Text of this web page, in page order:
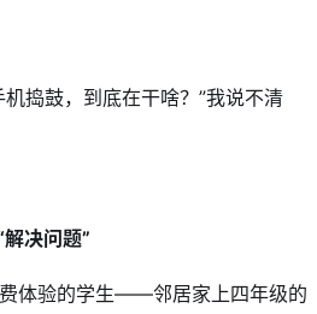
捣鼓，到底在干啥？”我说不清
决问题”
体验的学生——邻居家上四年级的